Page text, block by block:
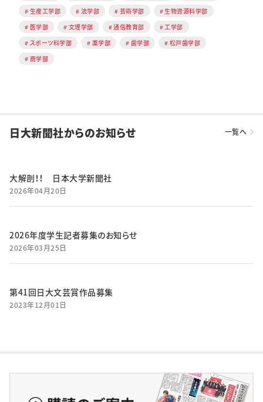
生産工学部
法学部 芸術学部
生物資源科学部
医学部
文理学部 通信教育部
工学部
スポーツ科学部
薬学部 歯学部
松戸歯学部
商学部
日大新聞社からのお知らせ 一覧へ
大解剖！！ 日本大学新聞社
2026年04月20日
2026年度学生記者募集のお知らせ
2026年03月25日
第41回日大文芸賞作品募集
2023年12月01日